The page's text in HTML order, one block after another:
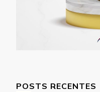
POSTS RECENTES